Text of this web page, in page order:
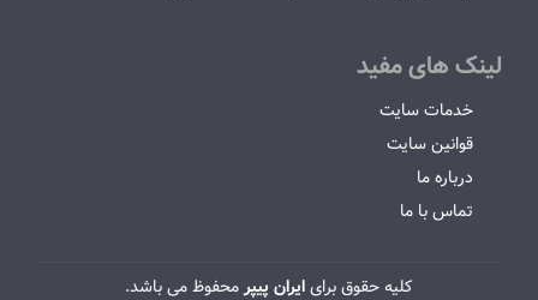
لینک های مفید
خدمات سایت
قوانین سایت
درباره ما
تماس با ما
کلیه حقوق برایایران پیپرمحفوظ می باشد.